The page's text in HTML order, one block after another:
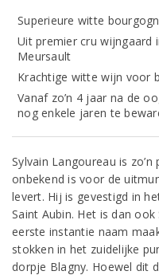
Superieure witte
Uit premier cru wijngaard
Meursault
Krachtige witte wijn voor
Vanaf zo’n 4 jaar na de
nog enkele jaren te
Sylvain Langoureau is
onbekend is voor de
levert. Hij is gevestigd in
Saint Aubin. Het is dan
eerste instantie naam
stokken in het zuidelijke
dorpje Blagny. Hoewel dit